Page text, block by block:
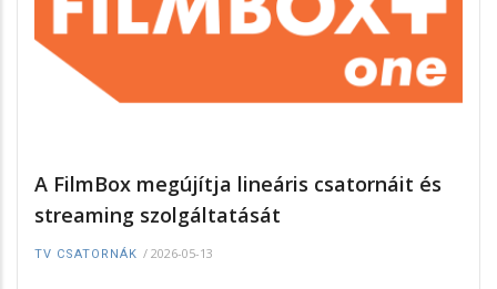
A FilmBox megújítja lineáris csatornáit és
streaming szolgáltatását
TV CSATORNÁK / 2026-05-13